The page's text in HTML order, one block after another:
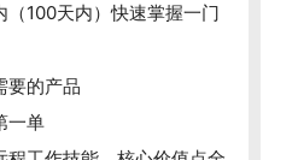
（100天内）快速掌握一门
要的产品
一单